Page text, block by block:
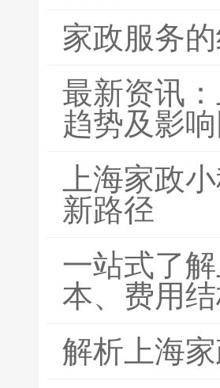
家政服务
最新资讯
趋势及影
上海家政
新路径
一站式了
本、费用
解析上海